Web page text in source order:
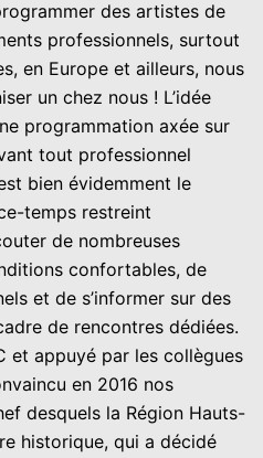
des artistes de
professionnels, surtout
en Europe et ailleurs, nous
un chez nous ! L’idée
programmation axée sur
tout professionnel
bien évidemment le
temps restreint
de nombreuses
confortables, de
et de s’informer sur des
de rencontres dédiées.
et appuyé par les collègues
en 2016 nos
desquels la Région Hauts-
historique, qui a décidé